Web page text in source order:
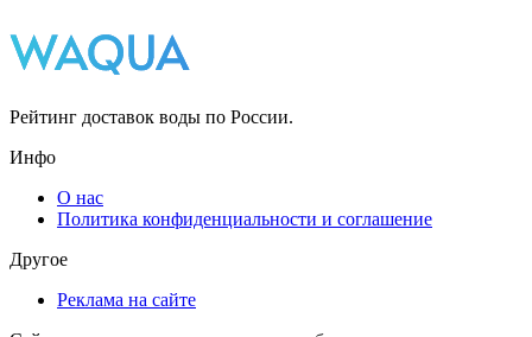
Рейтинг доставок воды по России.
Инфо
О нас
Политика конфиденциальности и соглашение
Другое
Реклама на сайте